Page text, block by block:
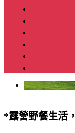
*露營野餐生活